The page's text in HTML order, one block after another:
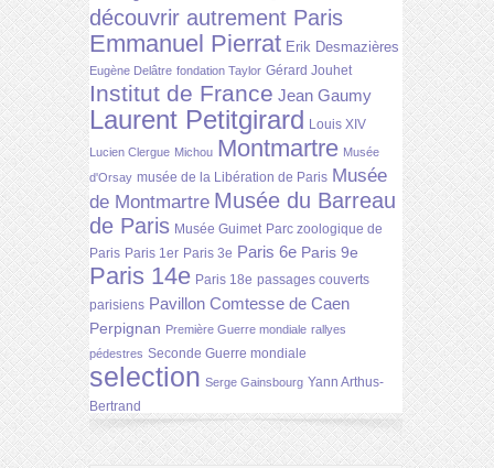
découvrir autrement Paris
Emmanuel Pierrat Erik Desmazières
Eugène Delâtre fondation Taylor Gérard Jouhet
Institut de France Jean Gaumy
Laurent Petitgirard Louis XIV
Lucien Clergue Michou Montmartre Musée
d'Orsay musée de la Libération de Paris Musée
de Montmartre Musée du Barreau
de Paris Musée Guimet Parc zoologique de
Paris Paris 1er Paris 3e Paris 6e Paris 9e
Paris 14e Paris 18e passages couverts
parisiens Pavillon Comtesse de Caen
Perpignan Première Guerre mondiale rallyes
pédestres Seconde Guerre mondiale
selection Serge Gainsbourg Yann Arthus-
Bertrand